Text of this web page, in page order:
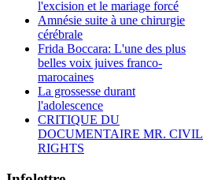
l'excision et le mariage forcé
Amnésie suite à une chirurgie
cérébrale
Frida Boccara: L'une des plus
belles voix juives franco-
marocaines
La grossesse durant
l'adolescence
CRITIQUE DU
DOCUMENTAIRE MR. CIVIL
RIGHTS